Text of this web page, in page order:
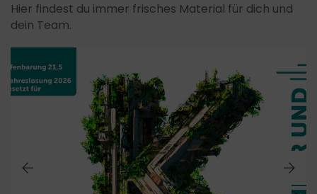
Hier findest du immer frisches Material für dich und
dein Team.